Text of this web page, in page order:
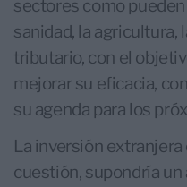
sectores como pueden
sanidad, la agricultura,
tributario, con el
mejorar su eficacia,
su agenda para los
La inversión
cuestión, supondría